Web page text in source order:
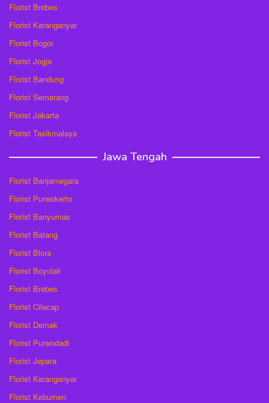
Florist Brebes
Florist Karanganyar
Florist Bogor
Florist Jogja
Florist Bandung
Florist Semarang
Florist Jakarta
Florist Tasikmalaya
Jawa Tengah
Florist Banjarnegara
Florist Purwokerto
Florist Banyumas
Florist Batang
Florist Blora
Florist Boyolali
Florist Brebes
Florist Cilacap
Florist Demak
Florist Purwodadi
Florist Jepara
Florist Karanganyar
Florist Kebumen